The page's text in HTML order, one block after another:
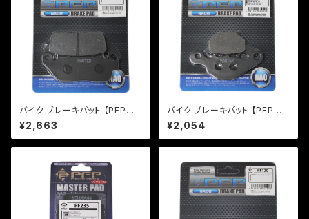
バイク ブレーキパット 【PFP製】
PF156/3 マスターパッド VTR
マグナ スティード 【クリックポス
ト発送可能】
¥2,663
バイク ブレーキパット 【PFP製】
PF351 マスターパッド アドレ
ス レッツ【クリックポスト発送
可能】
¥2,054